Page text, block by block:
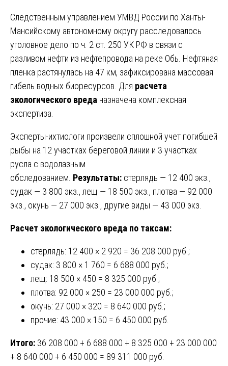
Следственным управлением УМВД России по Ханты-
Мансийскому автономному округу расследовалось
уголовное дело по ч. 2 ст. 250 УК РФ в связи с
разливом нефти из нефтепровода на реке Обь. Нефтяная
пленка растянулась на 47 км, зафиксирована массовая
гибель водных биоресурсов. Для расчета
экологического вреда назначена комплексная
экспертиза.
Эксперты-ихтиологи произвели сплошной учет погибшей
рыбы на 12 участках береговой линии и 3 участках
русла с водолазным
обследованием. Результаты: стерлядь — 12 400 экз.,
судак — 3 800 экз., лещ — 18 500 экз., плотва — 92 000
экз., окунь — 27 000 экз., другие виды — 43 000 экз.
Расчет экологического вреда по таксам:
стерлядь: 12 400 × 2 920 = 36 208 000 руб.;
судак: 3 800 × 1 760 = 6 688 000 руб.;
лещ: 18 500 × 450 = 8 325 000 руб.;
плотва: 92 000 × 250 = 23 000 000 руб.;
окунь: 27 000 × 320 = 8 640 000 руб.;
прочие: 43 000 × 150 = 6 450 000 руб.
Итого: 36 208 000 + 6 688 000 + 8 325 000 + 23 000 000
+ 8 640 000 + 6 450 000 = 89 311 000 руб.